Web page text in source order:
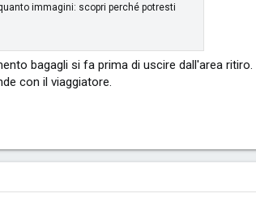
immagini: scopri perché potresti
bagagli si fa prima di uscire dall'area
con il viaggiatore.